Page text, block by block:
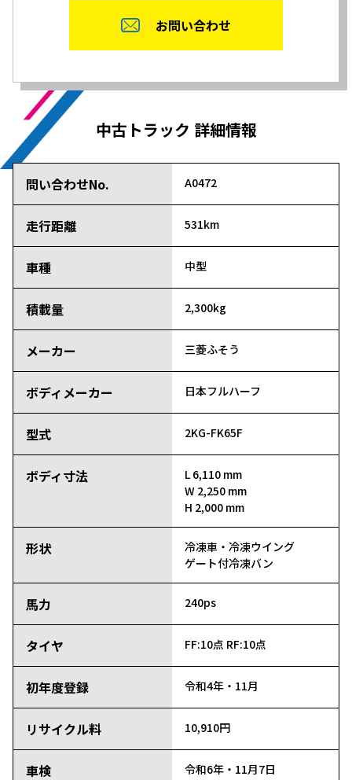
お問い合わせ
中古トラック 詳細情報
問い合わせNo. A0472
走行距離 531km
車種 中型
積載量 2,300kg
メーカー 三菱ふそう
ボディメーカー 日本フルハーフ
型式 2KG-FK65F
ボディ寸法
L 6,110 mm
W 2,250 mm
H 2,000 mm
形状
冷凍車・冷凍ウイング
ゲート付冷凍バン
馬力 240ps
タイヤ FF:10点 RF:10点
初年度登録 令和4年・11月
リサイクル料 10,910円
車検 令和6年・11月7日